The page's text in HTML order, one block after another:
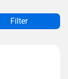
Filter